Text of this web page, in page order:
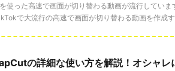
使った高速で画面が切り替わる動画が流行してい
で大流行の高速で画面が切り替わる動画を作成す
の詳細な使い方を解説！オシャ